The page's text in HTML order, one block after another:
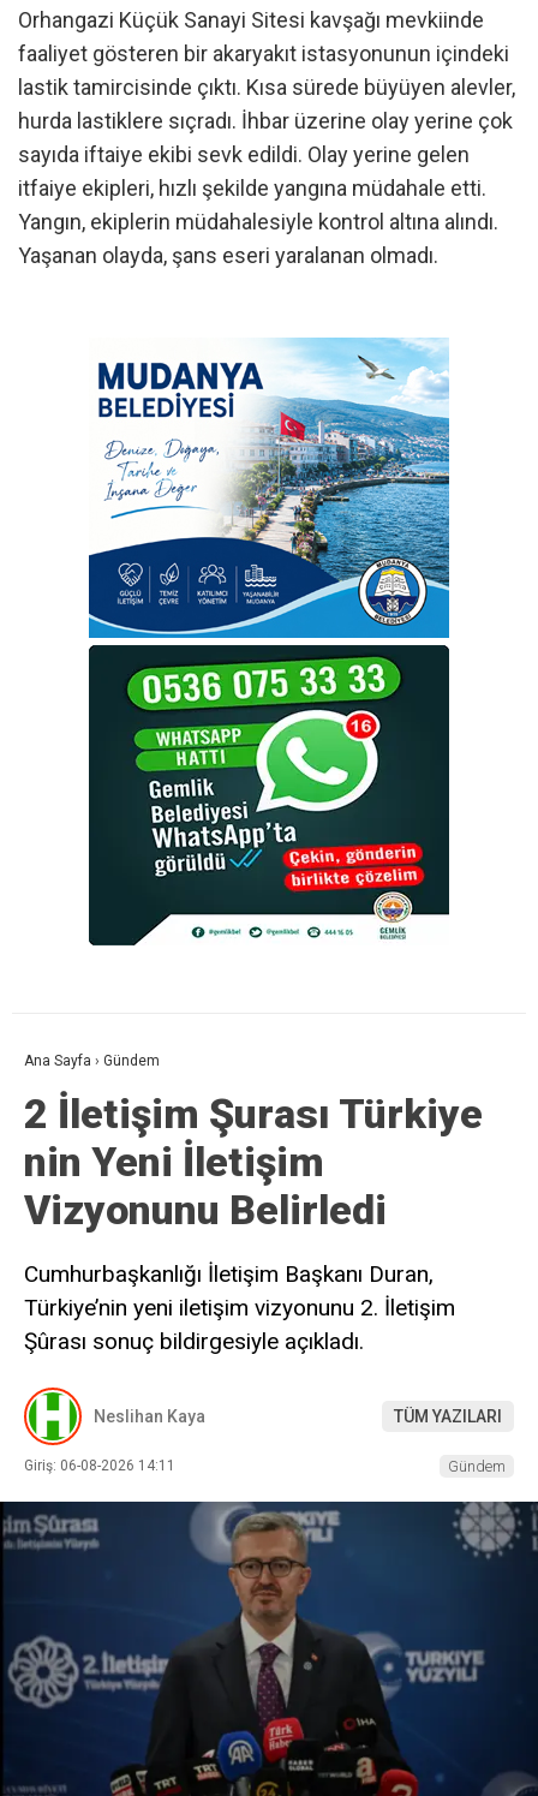
Orhangazi Küçük Sanayi Sitesi kavşağı mevkiinde
faaliyet gösteren bir akaryakıt istasyonunun içindeki
lastik tamircisinde çıktı. Kısa sürede büyüyen alevler,
hurda lastiklere sıçradı. İhbar üzerine olay yerine çok
sayıda iftaiye ekibi sevk edildi. Olay yerine gelen
itfaiye ekipleri, hızlı şekilde yangına müdahale etti.
Yangın, ekiplerin müdahalesiyle kontrol altına alındı.
Yaşanan olayda, şans eseri yaralanan olmadı.
Ana Sayfa › Gündem
2 İletişim Şurası Türkiye
nin Yeni İletişim
Vizyonunu Belirledi
Cumhurbaşkanlığı İletişim Başkanı Duran,
Türkiye’nin yeni iletişim vizyonunu 2. İletişim
Şûrası sonuç bildirgesiyle açıkladı.
Neslihan Kaya TÜM YAZILARI
Giriş: 06-08-2026 14:11 Gündem